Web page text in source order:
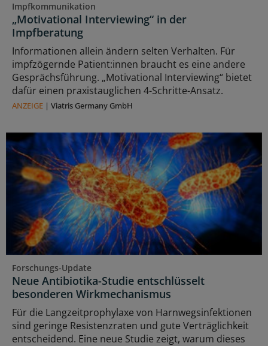
Impfkommunikation
„Motivational Interviewing“ in der
Impfberatung
Informationen allein ändern selten Verhalten. Für
impfzögernde Patient:innen braucht es eine andere
Gesprächsführung. „Motivational Interviewing“ bietet
dafür einen praxistauglichen 4-Schritte-Ansatz.
ANZEIGE | Viatris Germany GmbH
Forschungs-Update
Neue Antibiotika-Studie entschlüsselt
besonderen Wirkmechanismus
Für die Langzeitprophylaxe von Harnwegsinfektionen
sind geringe Resistenzraten und gute Verträglichkeit
entscheidend. Eine neue Studie zeigt, warum dieses